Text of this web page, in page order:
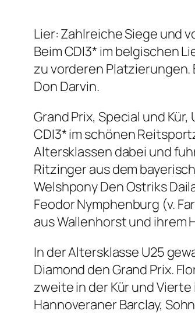
Lier: Zahlreiche Siege und
Beim CDI3* im belgischen
zu vorderen Platzierungen.
Don Darvin.
Grand Prix, Special und
CDI3* im schönen
Altersklassen dabei und
Ritzinger aus dem
Welshpony Den Ostriks
Feodor Nymphenburg (v.
aus Wallenhorst und ihrem
In der Altersklasse U25
Diamond den Grand Prix.
zweite in der Kür und
Hannoveraner Barclay,